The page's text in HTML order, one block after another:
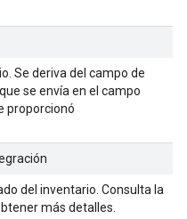
Se deriva del campo de
que se envía en el campo
proporcionó
del inventario. Consulta la
más detalles.